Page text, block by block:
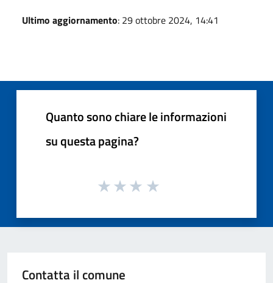
Ultimo aggiornamento: 29 ottobre 2024, 14:41
Quanto sono chiare le informazioni
su questa pagina?
Contatta il comune